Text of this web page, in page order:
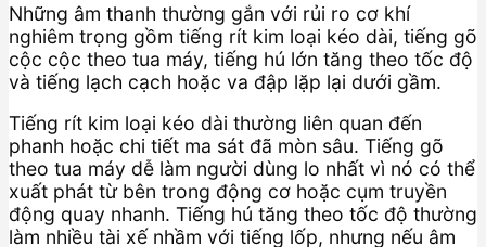
Những âm thanh thường gắn với rủi ro cơ khí
nghiêm trọng gồm tiếng rít kim loại kéo dài, tiếng gõ
cộc cộc theo tua máy, tiếng hú lớn tăng theo tốc độ
và tiếng lạch cạch hoặc va đập lặp lại dưới gầm.
Tiếng rít kim loại kéo dài thường liên quan đến
phanh hoặc chi tiết ma sát đã mòn sâu. Tiếng gõ
theo tua máy dễ làm người dùng lo nhất vì nó có thể
xuất phát từ bên trong động cơ hoặc cụm truyền
động quay nhanh. Tiếng hú tăng theo tốc độ thường
làm nhiều tài xế nhầm với tiếng lốp, nhưng nếu âm